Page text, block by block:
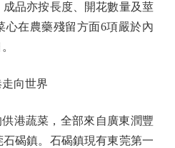
品亦按長度、開花數量及莖
心在農藥殘留方面6項嚴於內
向世界
港蔬菜，全部來自廣東潤豐
碣鎮。石碣鎮現有東莞第一